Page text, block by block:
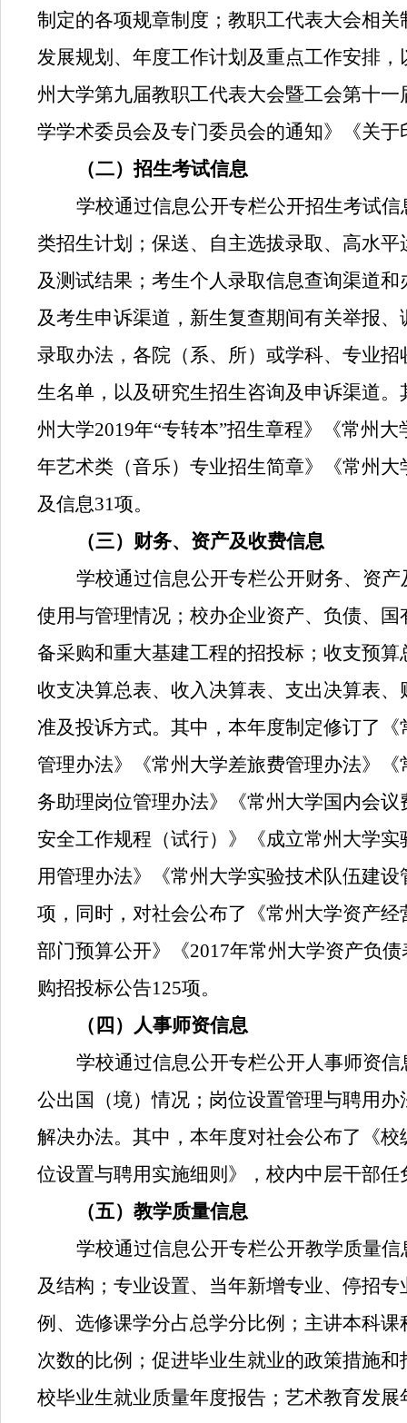
制定的各项规章制度；教职工代表大会相
发展规划、年度工作计划及重点工作安排
州大学第九届教职工代表大会暨工会第十
学学术委员会及专门委员会的通知》《关于
（二）招生考试信息
学校通过信息公开专栏公开招生考试信
类招生计划；保送、自主选拔录取、高水
及测试结果；考生个人录取信息查询渠道
及考生申诉渠道，新生复查期间有关举报
录取办法，各院（系、所）或学科、专业
生名单，以及研究生招生咨询及申诉渠道
州大学2019年“专转本”招生章程》《常州大
年艺术类（音乐）专业招生简章》《常州大
及信息31项。
（三）财务、资产及收费信息
学校通过信息公开专栏公开财务、资产
使用与管理情况；校办企业资产、负债、
备采购和重大基建工程的招投标；收支预
收支决算总表、收入决算表、支出决算表
准及投诉方式。其中，本年度制定修订了
管理办法》《常州大学差旅费管理办法》
务助理岗位管理办法》《常州大学国内会
安全工作规程（试行）》《成立常州大学
用管理办法》《常州大学实验技术队伍建
项，同时，对社会公布了《常州大学资产经
部门预算公开》《2017年常州大学资产负债
购招投标公告125项。
（四）人事师资信息
学校通过信息公开专栏公开人事师资信
公出国（境）情况；岗位设置管理与聘用
解决办法。其中，本年度对社会公布了《
位设置与聘用实施细则》，校内中层干部任
（五）教学质量信息
学校通过信息公开专栏公开教学质量信
及结构；专业设置、当年新增专业、停招
例、选修课学分占总学分比例；主讲本科
次数的比例；促进毕业生就业的政策措施
校毕业生就业质量年度报告；艺术教育发